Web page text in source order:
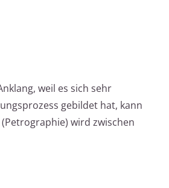
weil es sich sehr
gebildet hat, kann
wird zwischen